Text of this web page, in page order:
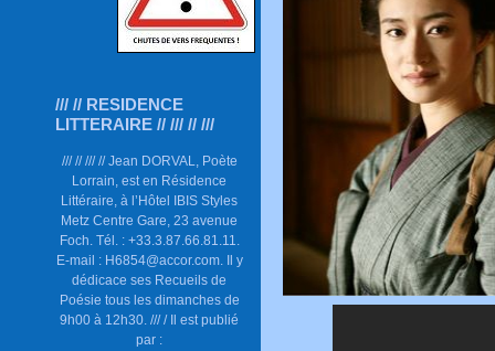
/// // RESIDENCE
LITTERAIRE // /// // ///
/// // /// // Jean DORVAL, Poète
Lorrain, est en Résidence
Littéraire, à l’Hôtel IBIS Styles
Metz Centre Gare, 23 avenue
Foch. Tél. : +33.3.87.66.81.11.
E-mail : H6854@accor.com. Il y
dédicace ses Recueils de
Poésie tous les dimanches de
9h00 à 12h30. /// / Il est publié
par :